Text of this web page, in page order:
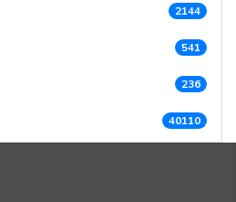
2144
541
236
40110